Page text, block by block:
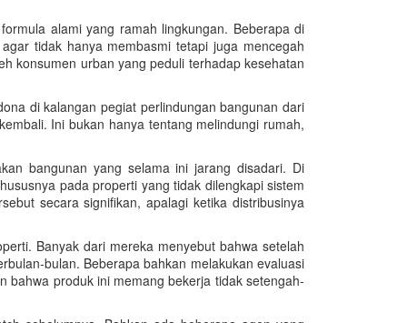
alami yang ramah lingkungan. Beberapa di
tidak hanya membasmi tetapi juga mencegah
konsumen urban yang peduli terhadap kesehatan
di kalangan pegiat perlindungan bangunan dari
Ini bukan hanya tentang melindungi rumah,
bangunan yang selama ini jarang disadari. Di
pada properti yang tidak dilengkapi sistem
secara signifikan, apalagi ketika distribusinya
Banyak dari mereka menyebut bahwa setelah
bulan. Beberapa bahkan melakukan evaluasi
bahwa produk ini memang bekerja tidak setengah-